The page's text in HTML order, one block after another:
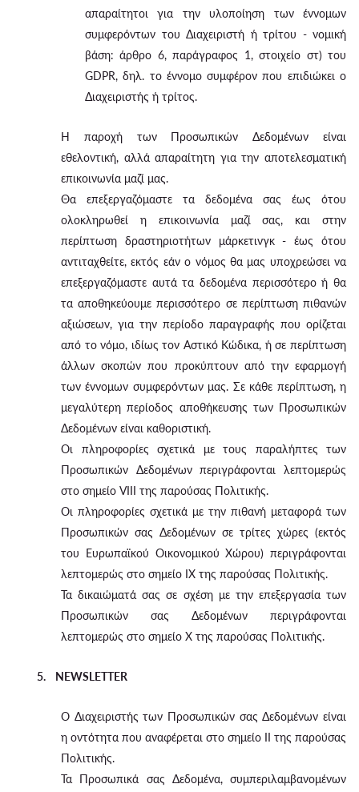
απαραίτητοι για την υλοποίηση των έννομων
συμφερόντων του Διαχειριστή ή τρίτου - νομική
βάση: άρθρο 6, παράγραφος 1, στοιχείο στ) του
GDPR, δηλ. το έννομο συμφέρον που επιδιώκει ο
Διαχειριστής ή τρίτος.
Η παροχή των Προσωπικών Δεδομένων είναι
εθελοντική, αλλά απαραίτητη για την αποτελεσματική
επικοινωνία μαζί μας.
Θα επεξεργαζόμαστε τα δεδομένα σας έως ότου
ολοκληρωθεί η επικοινωνία μαζί σας, και στην
περίπτωση δραστηριοτήτων μάρκετινγκ - έως ότου
αντιταχθείτε, εκτός εάν ο νόμος θα μας υποχρεώσει να
επεξεργαζόμαστε αυτά τα δεδομένα περισσότερο ή θα
τα αποθηκεύουμε περισσότερο σε περίπτωση πιθανών
αξιώσεων, για την περίοδο παραγραφής που ορίζεται
από το νόμο, ιδίως τον Αστικό Κώδικα, ή σε περίπτωση
άλλων σκοπών που προκύπτουν από την εφαρμογή
των έννομων συμφερόντων μας. Σε κάθε περίπτωση, η
μεγαλύτερη περίοδος αποθήκευσης των Προσωπικών
Δεδομένων είναι καθοριστική.
Οι πληροφορίες σχετικά με τους παραλήπτες των
Προσωπικών Δεδομένων περιγράφονται λεπτομερώς
στο σημείο VIII της παρούσας Πολιτικής.
Οι πληροφορίες σχετικά με την πιθανή μεταφορά των
Προσωπικών σας Δεδομένων σε τρίτες χώρες (εκτός
του Ευρωπαϊκού Οικονομικού Χώρου) περιγράφονται
λεπτομερώς στο σημείο IX της παρούσας Πολιτικής.
Τα δικαιώματά σας σε σχέση με την επεξεργασία των
Προσωπικών σας Δεδομένων περιγράφονται
λεπτομερώς στο σημείο X της παρούσας Πολιτικής.
5. NEWSLETTER
Ο Διαχειριστής των Προσωπικών σας Δεδομένων είναι
η οντότητα που αναφέρεται στο σημείο II της παρούσας
Πολιτικής.
Τα Προσωπικά σας Δεδομένα, συμπεριλαμβανομένων